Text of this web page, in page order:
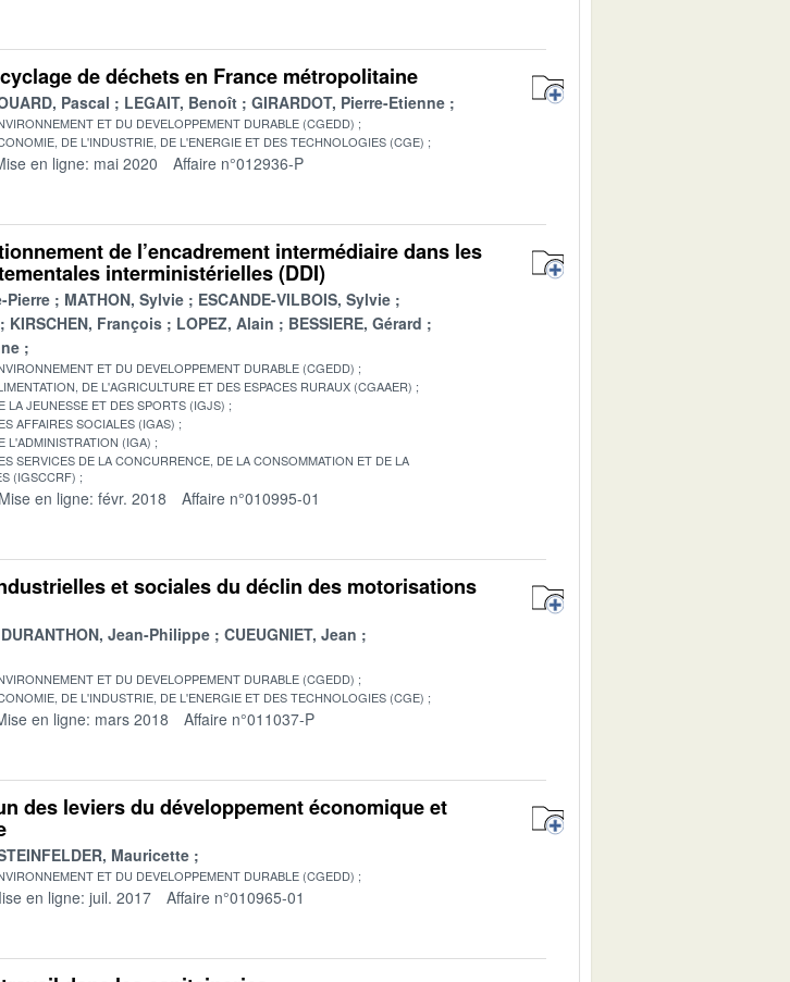
de déchets en France métropolitaine
Pascal LEGAIT, Benoît GIRARDOT, Pierre-Etienne
ET DU DEVELOPPEMENT DURABLE (CGEDD)
DE L'INDUSTRIE, DE L'ENERGIE ET DES TECHNOLOGIES (CGE)
en ligne: mai 2020 Affaire n°012936-P
de l’encadrement intermédiaire dans les
interministérielles (DDI)
Pierre MATHON, Sylvie
ESCANDE-VILBOIS, Sylvie
KIRSCHEN, François LOPEZ, Alain
BESSIERE, Gérard
ET DU DEVELOPPEMENT DURABLE (CGEDD)
DE L'AGRICULTURE ET DES ESPACES RURAUX (CGAAER)
LA JEUNESSE ET DES SPORTS (IGJS)
AFFAIRES SOCIALES (IGAS)
L'ADMINISTRATION (IGA)
SERVICES DE LA CONCURRENCE, DE LA CONSOMMATION ET DE LA
(IGSCCRF)
Mise en ligne: févr. 2018 Affaire n°010995-01
et sociales du déclin des motorisations
DURANTHON, Jean-Philippe
CUEUGNIET, Jean
ET DU DEVELOPPEMENT DURABLE (CGEDD)
DE L'INDUSTRIE, DE L'ENERGIE ET DES TECHNOLOGIES (CGE)
en ligne: mars 2018 Affaire n°011037-P
des leviers du développement économique et
Mauricette
ET DU DEVELOPPEMENT DURABLE (CGEDD)
en ligne: juil. 2017 Affaire n°010965-01